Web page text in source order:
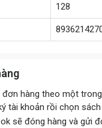
128
đơn hàng theo một
tài khoản rồi chọn
sẽ đóng hàng và gửi